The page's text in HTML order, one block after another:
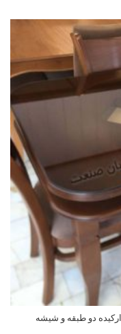
دو طبقه و شیشه